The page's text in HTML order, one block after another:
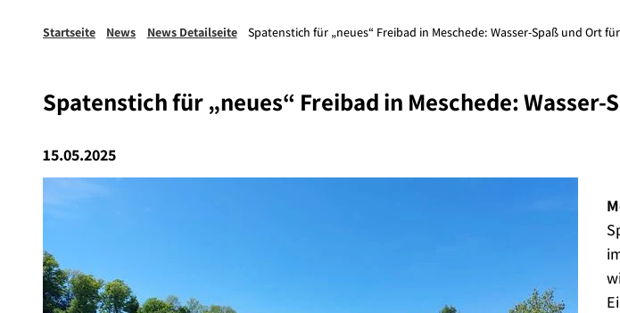
Startseite News News Detailseite Spatenstich für „neues“ Freibad in Meschede: Wasser-Spaß und Ort
Spatenstich für „neues“ Freibad in Meschede:
15.05.2025